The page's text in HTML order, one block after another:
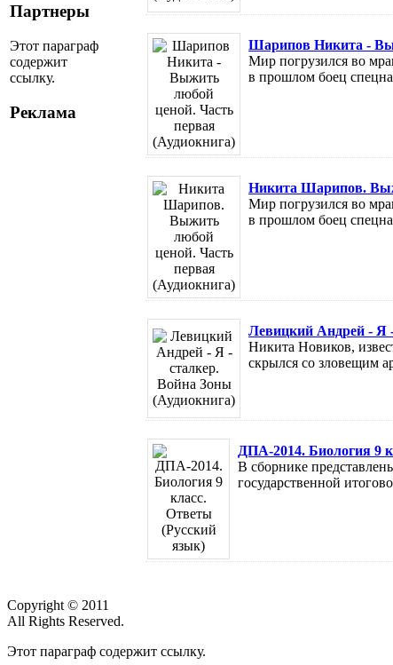
Партнеры
Этот параграф
содержит
ссылку.
Реклама
Шарипов Никита -
Мир погрузился во
в прошлом боец
Никита Шарипов.
Мир погрузился во
в прошлом боец
Левицкий Андрей - Я
Никита Новиков,
скрылся со зловещим
ДПА-2014. Биология 9
В сборнике
государственной
Copyright © 2011
All Rights Reserved.
Этот параграф содержит ссылку.